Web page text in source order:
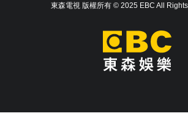
東森電視 版權所有 © 2025 EBC All